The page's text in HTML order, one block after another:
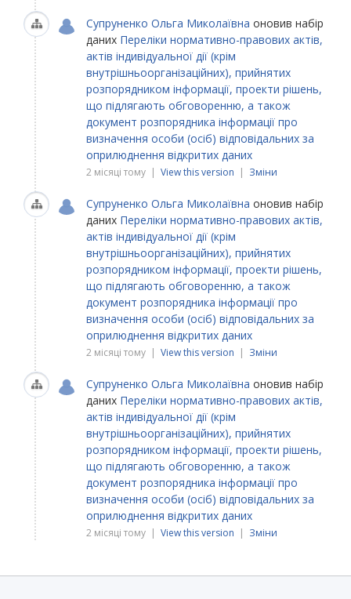
Супруненко Ольга Миколаївна оновив набір
даних Переліки нормативно-правових актів,
актів індивідуальної дії (крім
внутрішньоорганізаційних), прийнятих
розпорядником інформації, проекти рішень,
що підлягають обговоренню, а також
документ розпорядника інформації про
визначення особи (осіб) відповідальних за
оприлюднення відкритих даних
2 місяці тому | View this version | Зміни
Супруненко Ольга Миколаївна оновив набір
даних Переліки нормативно-правових актів,
актів індивідуальної дії (крім
внутрішньоорганізаційних), прийнятих
розпорядником інформації, проекти рішень,
що підлягають обговоренню, а також
документ розпорядника інформації про
визначення особи (осіб) відповідальних за
оприлюднення відкритих даних
2 місяці тому | View this version | Зміни
Супруненко Ольга Миколаївна оновив набір
даних Переліки нормативно-правових актів,
актів індивідуальної дії (крім
внутрішньоорганізаційних), прийнятих
розпорядником інформації, проекти рішень,
що підлягають обговоренню, а також
документ розпорядника інформації про
визначення особи (осіб) відповідальних за
оприлюднення відкритих даних
2 місяці тому | View this version | Зміни